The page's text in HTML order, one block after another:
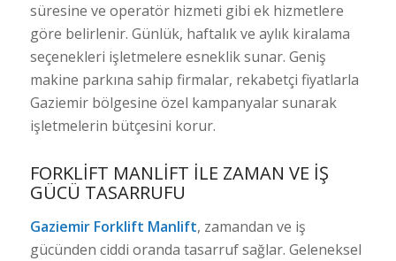
süresine ve operatör hizmeti gibi ek hizmetlere
göre belirlenir. Günlük, haftalık ve aylık kiralama
seçenekleri işletmelere esneklik sunar. Geniş
makine parkına sahip firmalar, rekabetçi fiyatlarla
Gaziemir bölgesine özel kampanyalar sunarak
işletmelerin bütçesini korur.
FORKLIFT MANLIFT ILE ZAMAN VE İŞ
GÜCÜ TASARRUFU
Gaziemir Forklift Manlift, zamandan ve iş
gücünden ciddi oranda tasarruf sağlar. Geleneksel